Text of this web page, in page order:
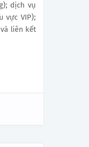
dịch vụ
vực VIP);
liên kết